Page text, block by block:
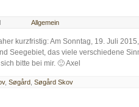
Allgemein
kurzfristig: Am Sonntag, 19. Juli
Seegebiet, das viele verschiedene
bitte bei mir. 🙂 Axel
, Søgård Søgård Skov